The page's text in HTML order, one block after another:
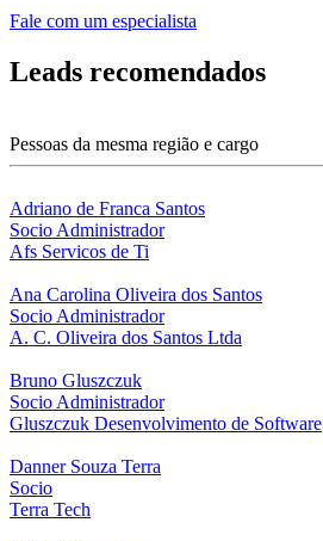
Fale com um especialista
Leads recomendados
Pessoas da mesma região e cargo
Adriano de Franca Santos
Socio Administrador
Afs Servicos de Ti
Ana Carolina Oliveira dos Santos
Socio Administrador
A. C. Oliveira dos Santos Ltda
Bruno Gluszczuk
Socio Administrador
Gluszczuk Desenvolvimento de Software
Danner Souza Terra
Socio
Terra Tech